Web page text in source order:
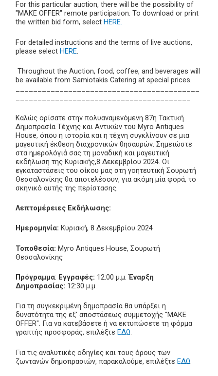
For this particular auction, there will be the possibility of
"MAKE OFFER" remote participation. To download or print
the written bid form, select HERE.
For detailed instructions and the terms of live auctions,
please select HERE.
Throughout the Auction, food, coffee, and beverages will
be available from Samiotakis Catering at special prices.
Καλώς ορίσατε στην πολυαναμενόμενη 87η Τακτική
Δημοπρασία Τέχνης και Αντικών του Myro Antiques
House, όπου η ιστορία και η τέχνη συγκλίνουν σε μια
μαγευτική έκθεση διαχρονικών θησαυρών. Σημειώστε
στα ημερολόγιά σας τη μοναδική και μαγευτική
εκδήλωση της Κυριακής,8 Δεκεμβρίου 2024. Οι
εγκαταστάσεις του οίκου μας στη γοητευτική Σουρωτή
Θεσσαλονίκης θα αποτελέσουν, για ακόμη μία φορά, το
σκηνικό αυτής της περίστασης.
Λεπτομέρειες Εκδήλωσης:
Ημερομηνία: Κυριακή, 8 Δεκεμβρίου 2024
Τοποθεσία: Myro Antiques House, Σουρωτή
Θεσσαλονίκης
Πρόγραμμα: Εγγραφές: 12:00 μ.μ.Έναρξη
Δημοπρασίας: 12:30 μ.μ.
Για τη συγκεκριμένη δημοπρασία θα υπάρξει η
δυνατότητα της εξ' αποστάσεως συμμετοχής "MAKE
OFFER". Για να κατεβάσετε ή να εκτυπώσετε τη φόρμα
γραπτής προσφοράς, επιλέξτε ΕΔΩ.
Για τις αναλυτικές οδηγίες και τους όρους των
ζωντανών δημοπρασιών, παρακαλούμε, επιλέξτε ΕΔΩ